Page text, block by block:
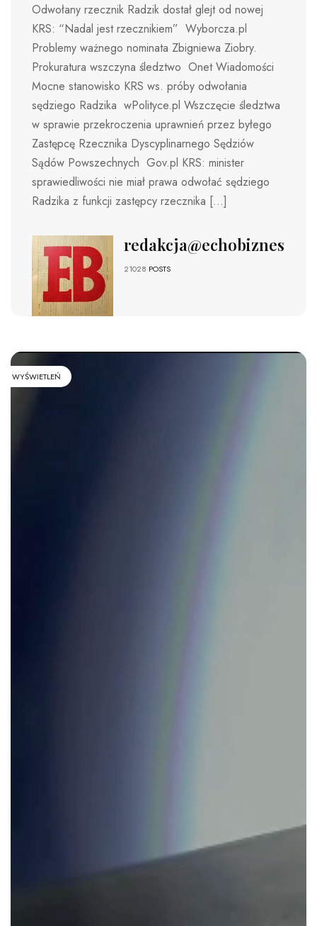
Odwołany rzecznik Radzik dostał glejt od nowej
KRS: “Nadal jest rzecznikiem” Wyborcza.pl
Problemy ważnego nominata Zbigniewa Ziobry.
Prokuratura wszczyna śledztwo Onet Wiadomości
Mocne stanowisko KRS ws. próby odwołania
sędziego Radzika wPolityce.pl Wszczęcie śledztwa
w sprawie przekroczenia uprawnień przez byłego
Zastępcę Rzecznika Dyscyplinarnego Sędziów
Sądów Powszechnych Gov.pl KRS: minister
sprawiedliwości nie miał prawa odwołać sędziego
Radzika z funkcji zastępcy rzecznika […]
redakcja@echobiznesu.pl
21028 POSTS
WYŚWIETLEŃ